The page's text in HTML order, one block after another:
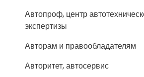
Автопроф, центр
экспертизы
Авторам и правообладателям
Авторитет, автосервис